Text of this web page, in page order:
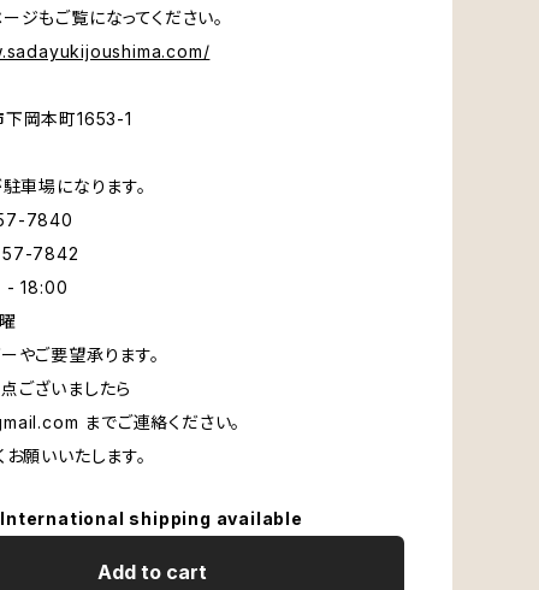
ジもご覧になってください。
岡本町1653-1
車場になります。
7840
57-7842
- 18:00
やご要望承ります。
ございましたら
までご連絡ください。
お願いいたします。
International shipping available
Add to cart